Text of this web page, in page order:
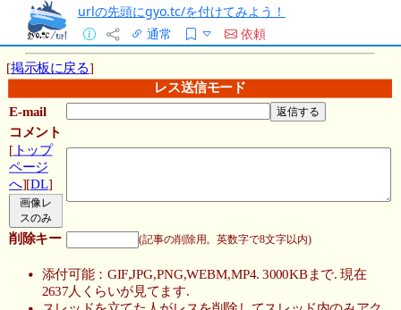
urlの先頭にgyo.tc/を付けてみよう！
通常
依頼